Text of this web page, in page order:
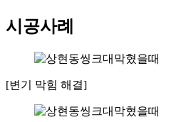
시공사례
[변기 막힘 해결]